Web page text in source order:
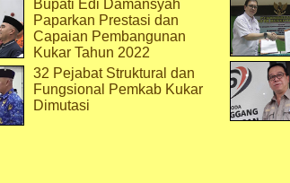
Bupati Edi Damansyah
Paparkan Prestasi dan
Capaian Pembangunan
Kukar Tahun 2022
32 Pejabat Struktural dan
Fungsional Pemkab Kukar
Dimutasi